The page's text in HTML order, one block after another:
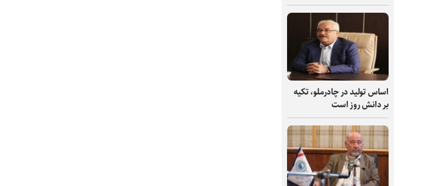
اساس تولید در چادرملو، تکیه
بر دانش‌ روز است